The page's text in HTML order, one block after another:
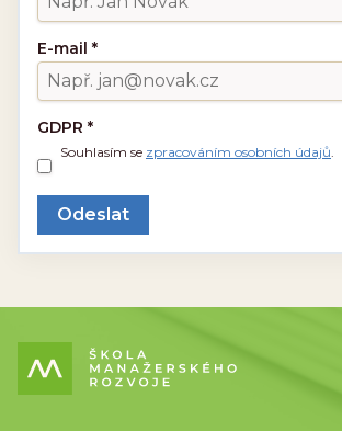
E-mail *
GDPR *
Souhlasím se zpracováním osobních údajů
Odeslat